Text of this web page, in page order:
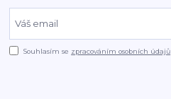
Souhlasím se zpracováním osobních údajů